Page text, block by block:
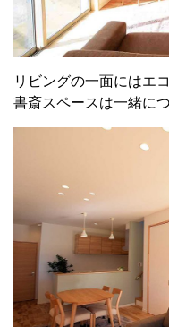
リビングの一面にはエ
書斎スペースは一緒に